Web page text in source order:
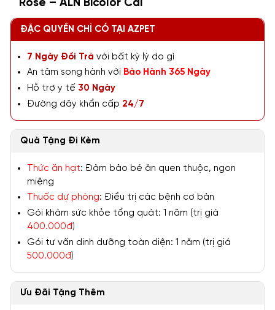
Rose – ALN Bicolor Cái
ĐẶC QUYỀN CHỈ CÓ TẠI AZPET
7 Ngày Đổi Trả với bất kỳ lý do gì
An tâm song hành với Bảo Hành 365 Ngày
Hỗ trợ y tế 30 Ngày
Đường dây khẩn cấp 24/7
Quà Tặng Đi Kèm
Thức ăn hạt: Đảm bảo bé ăn quen thuộc, ngon
miệng
Thuốc dự phòng: Điều trị các bệnh cơ bản
Gói khám sức khỏe tổng quát: 1 năm (trị giá
400.000đ)
Gói tư vấn dinh dưỡng toàn diện: 1 năm (trị giá
500.000đ)
Ưu Đãi Tặng Thêm